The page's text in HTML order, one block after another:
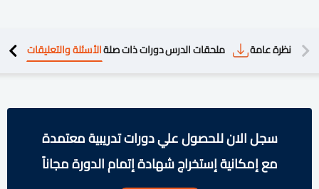
نظرة عامة ملحقات الدرسدورات ذات صلةالأسئلة والتعليقات
سجل الان للحصول علي دورات تدريبية معتمدة
مع إمكانية إستخراج شهادة إتمام الدورة مجاناً